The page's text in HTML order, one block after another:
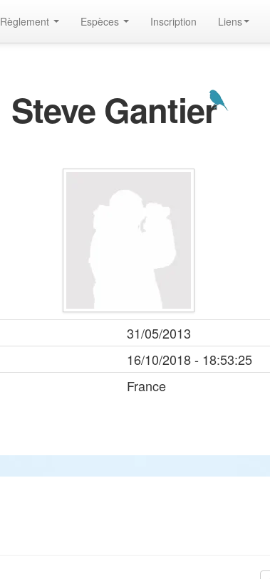
Règlement Espèces Inscription Liens
Steve Gantier
31/05/2013
16/10/2018 - 18:53:25
France